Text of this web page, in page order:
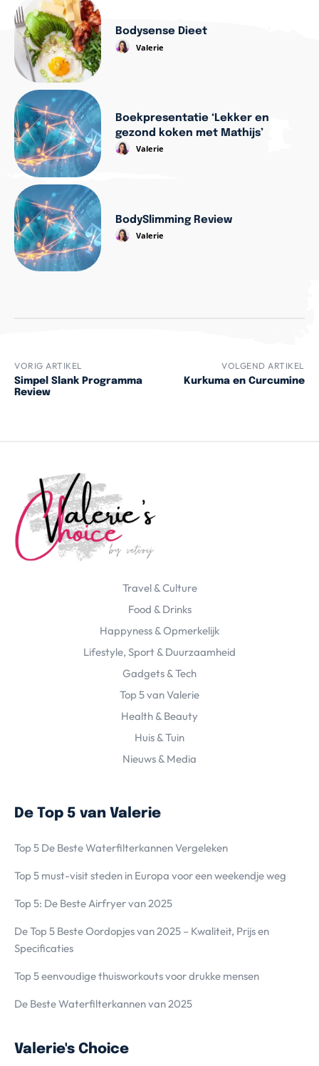
Bodysense Dieet
Valerie
Boekpresentatie ‘Lekker en
gezond koken met Mathijs’
Valerie
BodySlimming Review
Valerie
VORIG ARTIKEL
Simpel Slank Programma
Review
VOLGEND ARTIKEL
Kurkuma en Curcumine
Travel & Culture
Food & Drinks
Happyness & Opmerkelijk
Lifestyle, Sport & Duurzaamheid
Gadgets & Tech
Top 5 van Valerie
Health & Beauty
Huis & Tuin
Nieuws & Media
De Top 5 van Valerie
Top 5 De Beste Waterfilterkannen Vergeleken
Top 5 must-visit steden in Europa voor een weekendje weg
Top 5: De Beste Airfryer van 2025
De Top 5 Beste Oordopjes van 2025 – Kwaliteit, Prijs en
Specificaties
Top 5 eenvoudige thuisworkouts voor drukke mensen
De Beste Waterfilterkannen van 2025
Valerie's Choice